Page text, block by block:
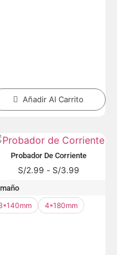
Añadir Al Carrito
Probador De Corriente
S/2.99 - S/3.99
4*180mm